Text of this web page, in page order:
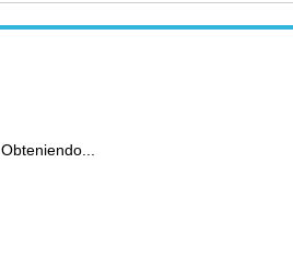
Obteniendo...